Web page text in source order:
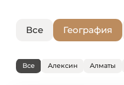
Все География
Все Алексин Алматы